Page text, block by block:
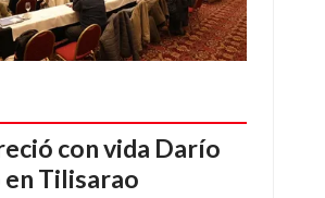
con vida Darío
Tilisarao